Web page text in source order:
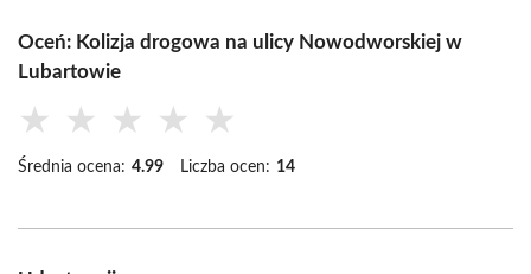
Oceń: Kolizja drogowa na ulicy Nowodworskiej w
Lubartowie
★ ★ ★ ★ ★
Średnia ocena: 4.99 Liczba ocen: 14